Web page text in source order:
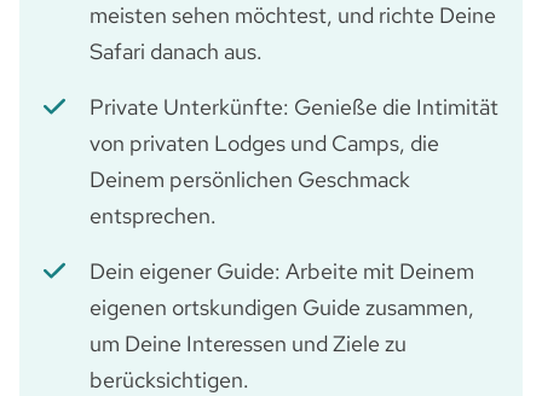
meisten sehen möchtest, und richte Deine
Safari danach aus.
Private Unterkünfte: Genieße die Intimität
von privaten Lodges und Camps, die
Deinem persönlichen Geschmack
entsprechen.
Dein eigener Guide: Arbeite mit Deinem
eigenen ortskundigen Guide zusammen,
um Deine Interessen und Ziele zu
berücksichtigen.